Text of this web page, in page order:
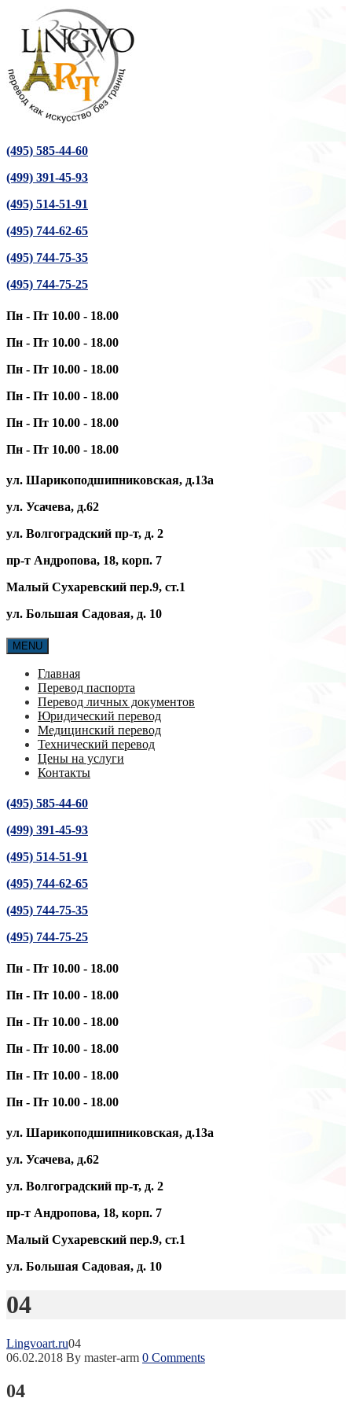
(495) 585-44-60
(499) 391-45-93
(495) 514-51-91
(495) 744-62-65
(495) 744-75-35
(495) 744-75-25
Пн - Пт 10.00 - 18.00
Пн - Пт 10.00 - 18.00
Пн - Пт 10.00 - 18.00
Пн - Пт 10.00 - 18.00
Пн - Пт 10.00 - 18.00
Пн - Пт 10.00 - 18.00
ул. Шарикоподшипниковская, д.13а
ул. Усачева, д.62
ул. Волгоградский пр-т, д. 2
пр-т Андропова, 18, корп. 7
Малый Сухаревский пер.9, ст.1
ул. Большая Садовая, д. 10
MENU
Главная
Перевод паспорта
Перевод личных документов
Юридический перевод
Медицинский перевод
Технический перевод
Цены на услуги
Контакты
(495) 585-44-60
(499) 391-45-93
(495) 514-51-91
(495) 744-62-65
(495) 744-75-35
(495) 744-75-25
Пн - Пт 10.00 - 18.00
Пн - Пт 10.00 - 18.00
Пн - Пт 10.00 - 18.00
Пн - Пт 10.00 - 18.00
Пн - Пт 10.00 - 18.00
Пн - Пт 10.00 - 18.00
ул. Шарикоподшипниковская, д.13а
ул. Усачева, д.62
ул. Волгоградский пр-т, д. 2
пр-т Андропова, 18, корп. 7
Малый Сухаревский пер.9, ст.1
ул. Большая Садовая, д. 10
04
Lingvoart.ru04
06.02.2018 By master-arm 0 Comments
04